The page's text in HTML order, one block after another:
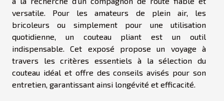
versatile. Pour les amateurs de plein air, les
bricoleurs ou simplement pour une utilisation
quotidienne, un couteau pliant est un outil
indispensable. Cet exposé propose un voyage à
travers les critères essentiels à la sélection du
couteau idéal et offre des conseils avisés pour son
entretien, garantissant ainsi longévité et efficacité.